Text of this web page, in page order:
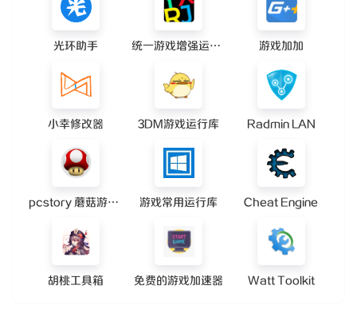
光环助手 统一游戏增强运行库 游戏加加
小幸修改器 3DM游戏运行库 Radmin LAN
pcstory 蘑菇游戏下载器 游戏常用运行库 Cheat Engine
胡桃工具箱 免费的游戏加速器 Watt Toolkit